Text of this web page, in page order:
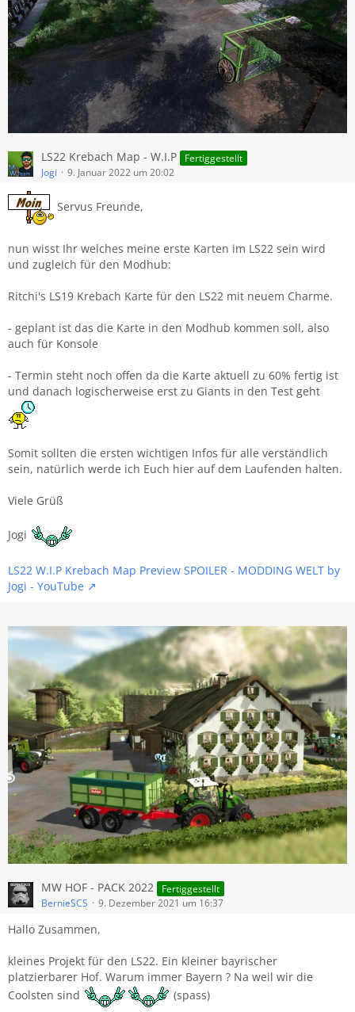
LS22 Krebach Map - W.I.P
Fertiggestellt
Jogi
9. Januar 2022 um 20:02
Servus Freunde,
nun wisst Ihr welches meine erste Karten im LS22 sein wird
und zugleich für den Modhub:
Ritchi's LS19 Krebach Karte für den LS22 mit neuem Charme.
- geplant ist das die Karte in den Modhub kommen soll, also
auch für Konsole
- Termin steht noch offen da die Karte aktuell zu 60% fertig ist
und danach logischerweise erst zu Giants in den Test geht
Somit sollten die ersten wichtigen Infos für alle verständlich
sein, natürlich werde ich Euch hier auf dem Laufenden halten.
Viele Grüß
Jogi
LS22 W.I.P Krebach Map Preview SPOILER - MODDING WELT by
Jogi - YouTube
MW HOF - PACK 2022
Fertiggestellt
BernieSCS
9. Dezember 2021 um 16:37
Hallo Zusammen,
kleines Projekt für den LS22. Ein kleiner bayrischer
platzierbarer Hof. Warum immer Bayern ? Na weil wir die
Coolsten sind
(spass)